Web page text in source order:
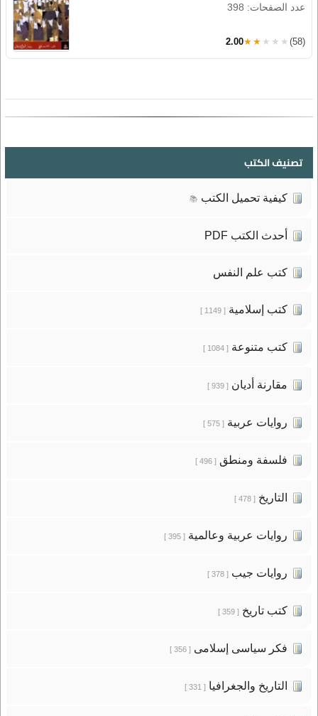
عدد الصفحات: 398
2.00★★★★★ (58)
تصنيف الكتب
كيفية تحميل الكتب 📚
أحدث الكتب PDF
كتب علم النفس
كتب إسلامية[ 1149 ]
كتب متنوعة[ 1084 ]
مقارنة أديان[ 939 ]
روايات عربية[ 575 ]
فلسفة ومنطق[ 496 ]
التاريخ[ 478 ]
روايات عربية وعالمية[ 395 ]
روايات جيب[ 378 ]
كتب تاريخ[ 359 ]
فكر سياسى إسلامى[ 356 ]
التاريخ والجغرافيا[ 331 ]